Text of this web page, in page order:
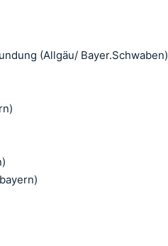
(Allgäu/ Bayer.Schwaben)